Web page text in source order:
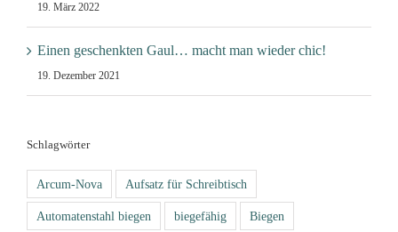
19. März 2022
Einen geschenkten Gaul… macht man wieder chic!
19. Dezember 2021
Schlagwörter
Arcum-Nova Aufsatz für Schreibtisch
Automatenstahl biegen biegefähig Biegen